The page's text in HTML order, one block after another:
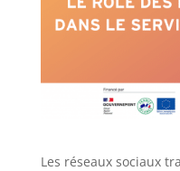
Les réseaux sociaux